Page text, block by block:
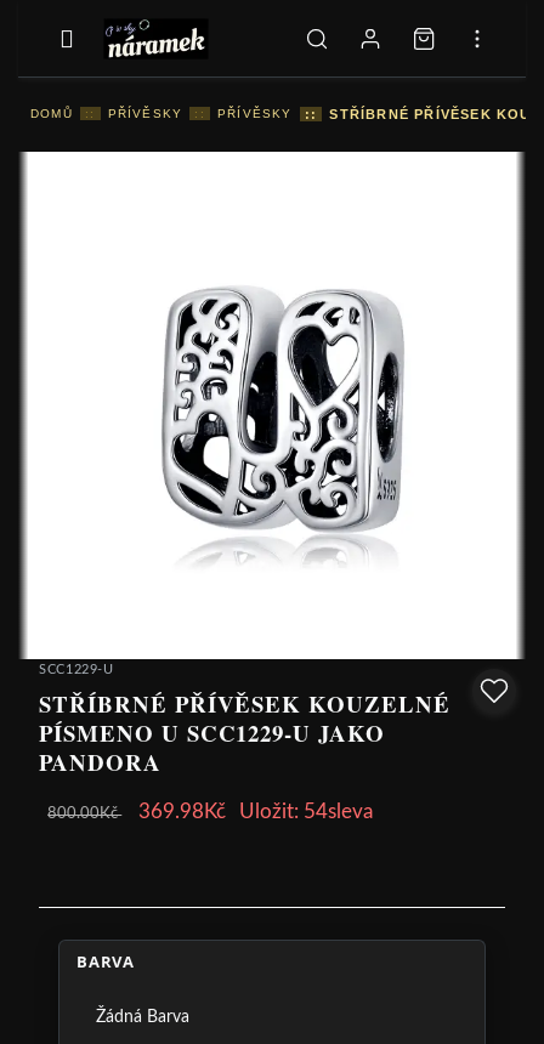
DOMŮ :: PŘÍVĚSKY :: PŘÍVĚSKY :: STŘÍBRNÉ PŘÍVĚSEK
SCC1229-U
STŘÍBRNÉ PŘÍVĚSEK KOUZELNÉ
PÍSMENO U SCC1229-U JAKO
PANDORA
800.00Kč 369.98Kč Uložit: 54sleva
BARVA
Žádná Barva